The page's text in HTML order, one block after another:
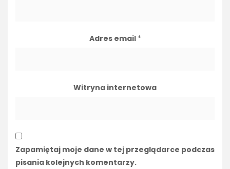
Adres email *
Witryna internetowa
Zapamiętaj moje dane w tej przeglądarce podczas
pisania kolejnych komentarzy.